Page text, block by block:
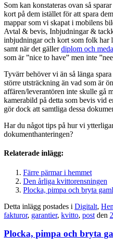
Som kan konstateras ovan så
kort på dem istället för att spara
mappar som vi skapat i mobilens
Avtal & bevis, Inbjudningar &
inbjudningar och kort som folk har
samt när det gällerdiplom och
som är ”nice to have” men inte
Tyvärr behöver vi än så länga
större utsträckning än vad som är
affären/leverantören inte skulle gå
kamerabild på detta som bevis vid
gör dock att samtliga dessa
Har du något tips på hur vi
dokumenthanteringen?
Relaterade inlägg:
Färre pärmar i hemmet
Den årliga kvittorensningen
Plocka, pimpa och bryta
Detta inlägg postades i Digitalt,
fakturor, garantier, kvitto, post den
Plocka, pimpa och bryta